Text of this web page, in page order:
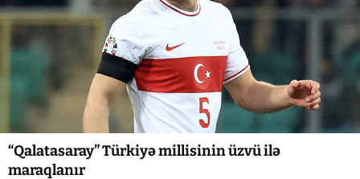
“Qalatasaray” Türkiyə millisinin üzvü ilə
maraqlanır